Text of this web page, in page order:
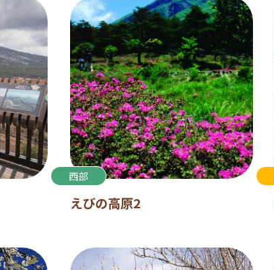
西部
えびの高原2